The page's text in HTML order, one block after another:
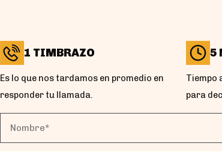
1 TIMBRAZO
Es lo que nos tardamos en promedio en
responder tu llamada.
5
Tiempo
para